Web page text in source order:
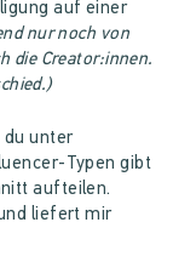
auf einer
nur noch von
die Creator:innen.
du unter
Typen gibt
aufteilen.
liefert mir